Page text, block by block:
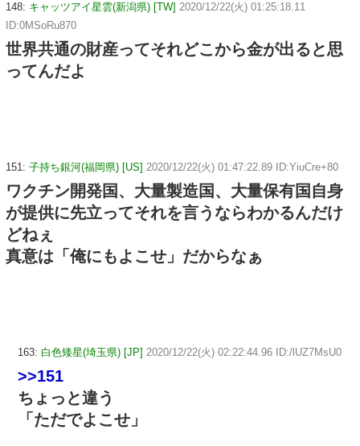
148: キャッツアイ星雲(新潟県) [TW] 2020/12/22(火) 01:25:18.11
ID:0MSoRu870
世界共通の財産ってそれどこから金が出ると思
ってんだよ
151: 子持ち銀河(福岡県) [US] 2020/12/22(火) 01:47:22.89 ID:YiuCre+80
ワクチン開発国、大量製造国、大量保有国自身
が提供に先立ってそれを言うならわかるんだけ
どねぇ
真意は「俺にもよこせ」だからなぁ
163: 白色矮星(埼玉県) [JP] 2020/12/22(火) 02:22:44.96 ID:/lUZ7MsU0
>>151
ちょっと違う
「ただでよこせ」